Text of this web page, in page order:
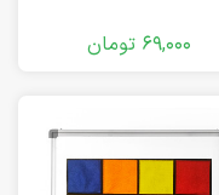
69,000 تومان